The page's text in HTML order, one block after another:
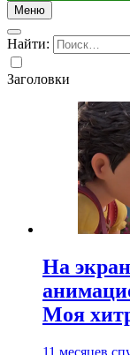
Меню
Найти:
Заголовки
На
Моя
11 месяцев